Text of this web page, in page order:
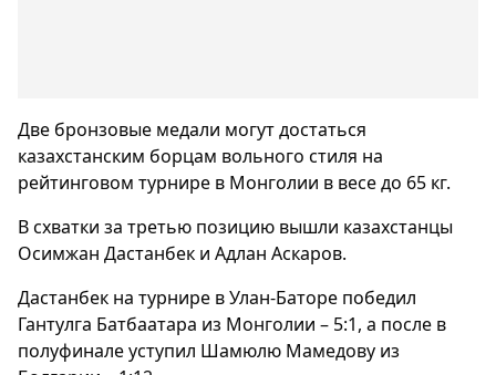
Две бронзовые медали могут достаться
казахстанским борцам вольного стиля на
рейтинговом турнире в Монголии в весе до 65 кг.
В схватки за третью позицию вышли казахстанцы
Осимжан Дастанбек и Адлан Аскаров.
Дастанбек на турнире в Улан-Баторе победил
Гантулга Батбаатара из Монголии – 5:1, а после в
полуфинале уступил Шамюлю Мамедову из